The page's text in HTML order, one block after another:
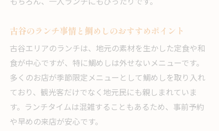
古谷のランチ事情と鯛めしのおすすめポイント
古谷エリアのランチは、地元の素材を生かした定食や和
食が中心ですが、特に鯛めしは外せないメニューです。
多くのお店が季節限定メニューとして鯛めしを取り入れ
ており、観光客だけでなく地元民にも親しまれていま
す。ランチタイムは混雑することもあるため、事前予約
や早めの来店が安心です。